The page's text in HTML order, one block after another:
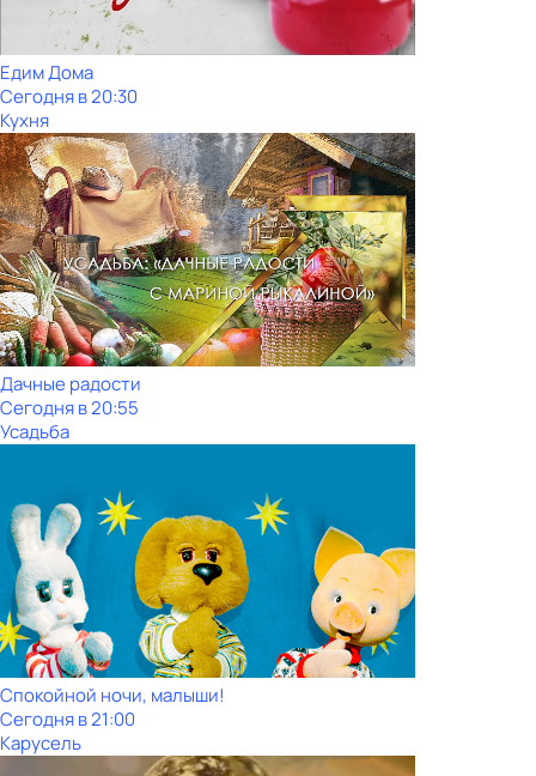
Едим Дома
Сегодня в 20:30
Кухня
Дачные радости
Сегодня в 20:55
Усадьба
Спокойной ночи, малыши!
Сегодня в 21:00
Карусель